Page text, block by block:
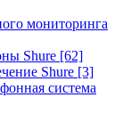
мониторинга
Shure [62]
Shure [3]
система